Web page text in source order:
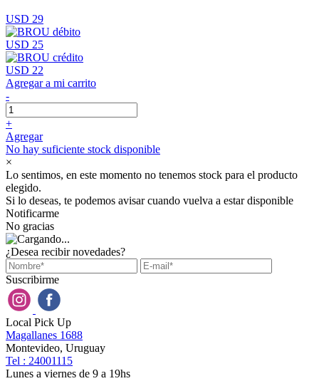
USD 29
USD 25
USD 22
Agregar a mi carrito
-
+
Agregar
No hay suficiente stock disponible
×
Lo sentimos, en este momento no tenemos stock para el producto
elegido.
Si lo deseas, te podemos avisar cuando vuelva a estar disponible
Notificarme
No gracias
¿Desea recibir novedades?
Suscribirme
Local Pick Up
Magallanes 1688
Montevideo, Uruguay
Tel : 24001115
Lunes a viernes de 9 a 19hs